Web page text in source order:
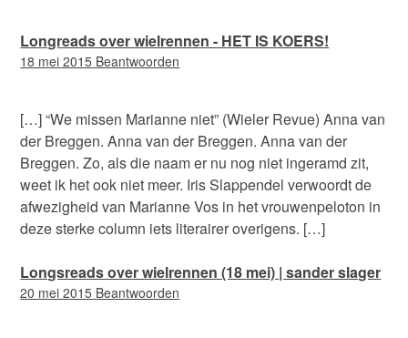
Longreads over wielrennen - HET IS KOERS!
18 mei 201511:14
Beantwoorden
[…] “We missen Marianne niet” (Wieler Revue) Anna van
der Breggen. Anna van der Breggen. Anna van der
Breggen. Zo, als die naam er nu nog niet ingeramd zit,
weet ik het ook niet meer. Iris Slappendel verwoordt de
afwezigheid van Marianne Vos in het vrouwenpeloton in
deze sterke column iets literairer overigens. […]
Longsreads over wielrennen (18 mei) | sander slager
20 mei 201509:58
Beantwoorden